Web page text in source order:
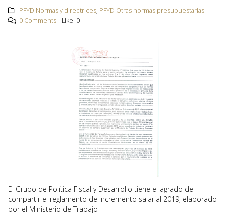
PFYD Normas y directrices, PFYD Otras normas presupuestarias
0 Comments
Like: 0
El Grupo de Política Fiscal y Desarrollo tiene el agrado de
compartir el reglamento de incremento salarial 2019, elaborado
por el Ministerio de Trabajo